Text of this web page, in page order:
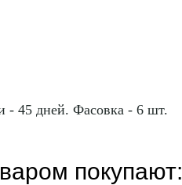
- 45 дней. Фасовка - 6 шт.
покупают: